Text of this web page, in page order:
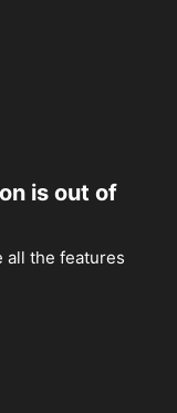
is out of
all the features